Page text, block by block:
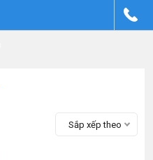
Sắp xếp theo